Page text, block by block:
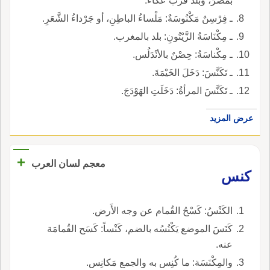
ـ فِرْسِنٌ مَكْنُوسَةٌ: مَلْساءُ الباطِنِ، أو جَرْداءُ الشَّعَرِ.
ـ مِكْنَاسَةُ الزَّيْتُونِ: بلد بالمغرب.
ـ مِكْناسَةُ: حِصْنٌ بالأنْدَلُس.
ـ تَكَنَّسَ: دَخَلَ الخَيْمَةَ.
ـ تَكَنَّسَ المرأةُ: دَخَلَتِ الهَوْدَجَ.
عرض المزيد
معجم لسان العرب
+
كنس
الكَنْسُ: كَسْحُ القُمام عن وجه الأَرض.
كَنَسَ الموضع يَكْنُسُه بالضم، كَنْساً: كَسَح القُمامَة
عنه.
والمِكْنَسَة: ما كُنِس به والجمع مَكانِس.